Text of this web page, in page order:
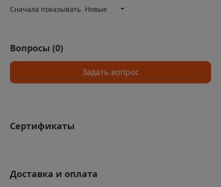
Снижение теплопотерь и повышение
Сначала показывать Новые
Вопросы (0)
Задать вопрос
Сертификаты
Доставка и оплата